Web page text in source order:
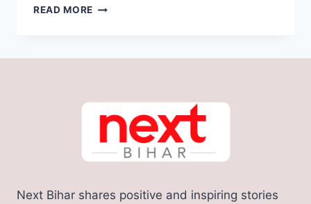
READ MORE JYOTI
हड़कंप,
पति
Next Bihar shares positive and inspiring stories